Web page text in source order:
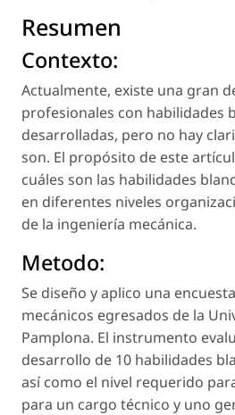
Resumen
Contexto:
Actualmente, existe una gran
profesionales con habilidades
desarrolladas, pero no hay
son. El propósito de este
cuáles son las habilidades
en diferentes niveles
de la ingeniería mecánica.
Metodo:
Se diseño y aplico una
mecánicos egresados de la
Pamplona. El instrumento
desarrollo de 10 habilidades
así como el nivel requerido
para un cargo técnico y uno